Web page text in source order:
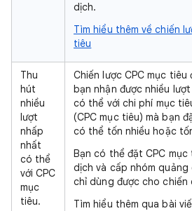
dịch.
Tìm hiểu thêm về chiến
tiêu
Thu
hút
nhiều
lượt
nhấp
nhất
có thể
với CPC
mục
tiêu.
Chiến lược CPC mục
bạn nhận được nhiều
có thể với chi phí mục
(CPC mục tiêu) mà bạn
có thể tốn nhiều hoặc
Bạn có thể đặt CPC
dịch và cấp nhóm quảng
chỉ dùng được cho chiến
Tìm hiểu thêm qua bài